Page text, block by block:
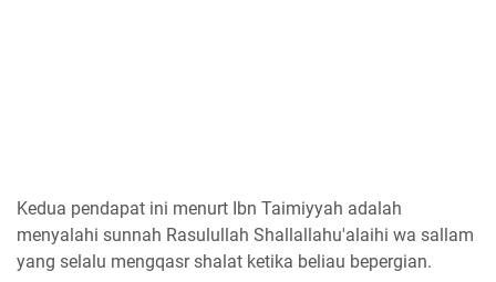
Kedua pendapat ini menurt Ibn Taimiyyah adalah
menyalahi sunnah Rasulullah Shallallahu'alaihi wa sallam
yang selalu mengqasr shalat ketika beliau bepergian.